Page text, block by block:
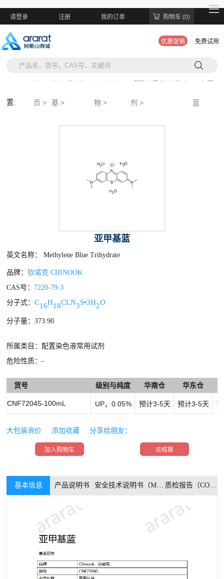
请登录 注册 我的订单 购物车 (0)
优惠促销 免费试用
置: 页 > 基 > 物 > 剂 > 蓝
亚甲基蓝
英文名称： Methylene Blue Trihydrate
品牌：钦诺克 CHINOOK
CAS号： 7220-79-3
分子式：C16H18CLN3S•3H2O
分子量：373.90
所属类目：配置染色液常用试剂
危险性质：-
货号 级别与纯度 华南仓 华东仓
CNF72045-100mL UP，0.05% 预计3-5天 预计3-5天
大包装询价 添加收藏 分享给朋友：
加入购物车 去结算
基本信息 产品说明书 安全技术说明书（MSDS） 质检报告（COA）